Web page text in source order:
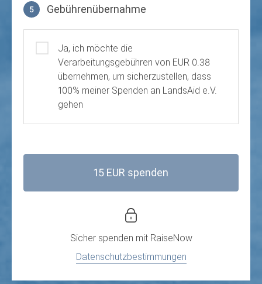
5 Gebührenübernahme
Ja, ich möchte die
Verarbeitungsgebühren von EUR 0.38
übernehmen, um sicherzustellen, dass
100% meiner Spenden an LandsAid e.V.
gehen
15 EUR spenden
Sicher spenden mit RaiseNow
Datenschutzbestimmungen